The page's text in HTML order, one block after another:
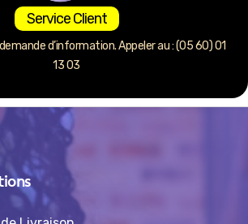
Service Client
d’information. Appeler au : (05 60) 01
13 03